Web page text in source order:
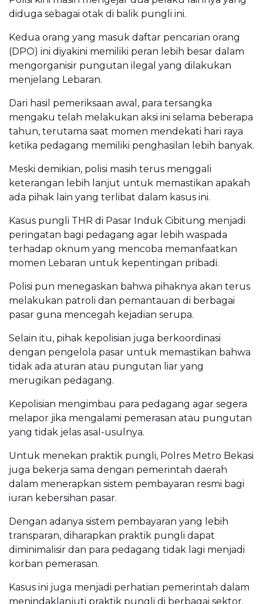
diduga sebagai otak di balik pungli ini.
Kedua orang yang masuk daftar pencarian orang
(DPO) ini diyakini memiliki peran lebih besar dalam
mengorganisir pungutan ilegal yang dilakukan
menjelang Lebaran.
Dari hasil pemeriksaan awal, para tersangka
mengaku telah melakukan aksi ini selama beberapa
tahun, terutama saat momen mendekati hari raya
ketika pedagang memiliki penghasilan lebih banyak.
Meski demikian, polisi masih terus menggali
keterangan lebih lanjut untuk memastikan apakah
ada pihak lain yang terlibat dalam kasus ini.
Kasus pungli THR di Pasar Induk Cibitung menjadi
peringatan bagi pedagang agar lebih waspada
terhadap oknum yang mencoba memanfaatkan
momen Lebaran untuk kepentingan pribadi.
Polisi pun menegaskan bahwa pihaknya akan terus
melakukan patroli dan pemantauan di berbagai
pasar guna mencegah kejadian serupa.
Selain itu, pihak kepolisian juga berkoordinasi
dengan pengelola pasar untuk memastikan bahwa
tidak ada aturan atau pungutan liar yang
merugikan pedagang.
Kepolisian mengimbau para pedagang agar segera
melapor jika mengalami pemerasan atau pungutan
yang tidak jelas asal-usulnya.
Untuk menekan praktik pungli, Polres Metro Bekasi
juga bekerja sama dengan pemerintah daerah
dalam menerapkan sistem pembayaran resmi bagi
iuran kebersihan pasar.
Dengan adanya sistem pembayaran yang lebih
transparan, diharapkan praktik pungli dapat
diminimalisir dan para pedagang tidak lagi menjadi
korban pemerasan.
Kasus ini juga menjadi perhatian pemerintah dalam
menindaklanjuti praktik pungli di berbagai sektor.